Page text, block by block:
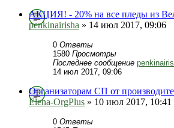
АКЦИЯ! - 20% на все пледы из
penkinairisha » 14 июл 2017, 09:06
0 Ответы
1580 Просмотры
Последнее сообщение
14 июл 2017, 09:06
Организаторам СП от
Elena-OrgPlus » 10 июл 2017, 10:41
0 Ответы